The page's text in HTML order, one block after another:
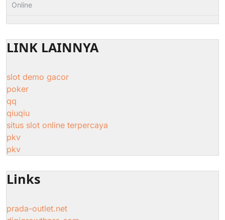
Online
LINK LAINNYA
slot demo gacor
poker
qq
qiuqiu
situs slot online terpercaya
pkv
pkv
Links
prada-outlet.net